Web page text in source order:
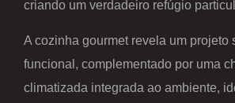
criando um verdadeiro refúgio
A cozinha gourmet revela um projeto
funcional, complementado por uma
climatizada integrada ao ambiente,